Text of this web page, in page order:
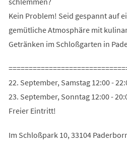
Kein Problem! Seid gespannt auf
gemütliche Atmosphäre mit
Getränken im Schloßgarten in
22. September, Samstag 12:00 -
23. September, Sonntag 12:00 -
Freier Eintritt!
Im Schloßpark 10, 33104